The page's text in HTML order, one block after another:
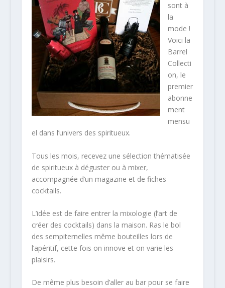
sont à
la
mode !
Voici la
Barrel
Collecti
on, le
premier
abonne
ment
mensu
el dans l’univers des spiritueux.
Tous les mois, recevez une sélection thématisée
de spiritueux à déguster ou à mixer,
accompagnée d’un magazine et de fiches
cocktails.
L’idée est de faire entrer la mixologie (l’art de
créer des cocktails) dans la maison. Ras le bol
des sempiternelles même bouteilles lors de
l’apéritif, cette fois on innove et on varie les
plaisirs.
De même plus besoin d’aller au bar pour se faire